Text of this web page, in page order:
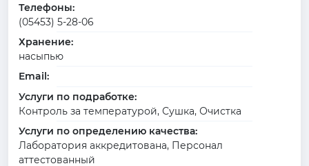
Телефоны:
(05453) 5-28-06
Хранение:
насыпью
Email:
Услуги по подработке:
Контроль за температурой, Сушка, Очистка
Услуги по определению качества:
Лаборатория аккредитована, Персонал
аттестованный